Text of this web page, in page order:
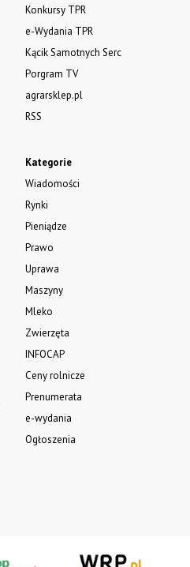
Kategorie
Wiadomości
Rynki
Pieniądze
Prawo
Uprawa
Maszyny
Mleko
Zwierzęta
INFOCAP
Ceny rolnicze
Prenumerata
e-wydania
Ogłoszenia
Konkursy TPR
e-Wydania TPR
Kącik Samotnych Serc
Porgram TV
agrarsklep.pl
RSS